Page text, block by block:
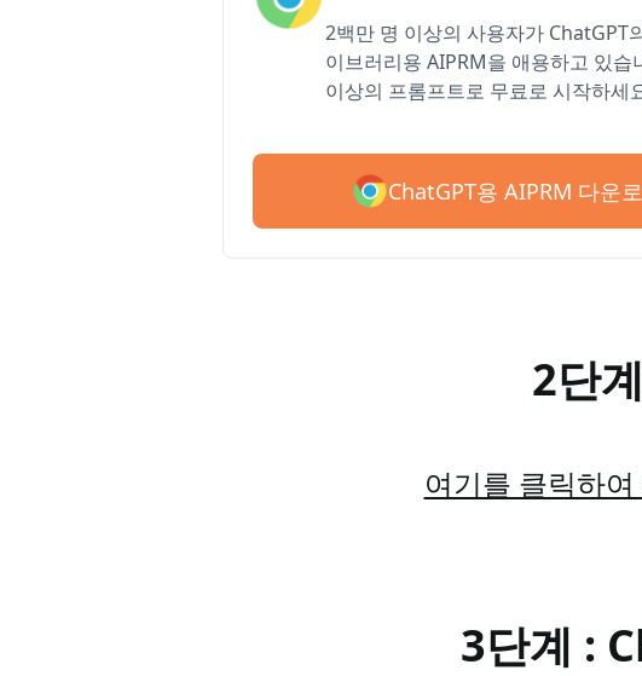
2백만 명 이상의 사용자가 ChatGPT
이브러리용 AIPRM을 애용하고 있습
이상의 프롬프트로 무료로 시작하세
ChatGPT용 AIPRM 다운
2단
여기를 클릭하
3단계 :